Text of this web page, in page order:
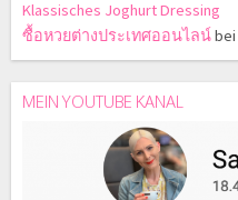
Klassisches Joghurt Dressing
ซื้อหวยต่างประเทศออนไลน์bei
MEIN YOUTUBE KANAL